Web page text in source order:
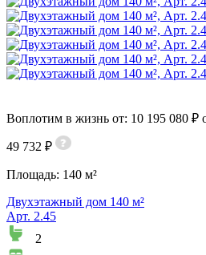
Воплотим в жизнь от: 10 195 080 ₽
49 732 ₽
Площадь: 140 м²
Двухэтажный дом 140 м²
Арт. 2.45
2